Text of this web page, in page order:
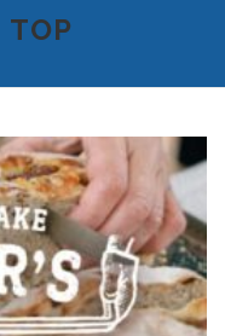
お食事
TOP